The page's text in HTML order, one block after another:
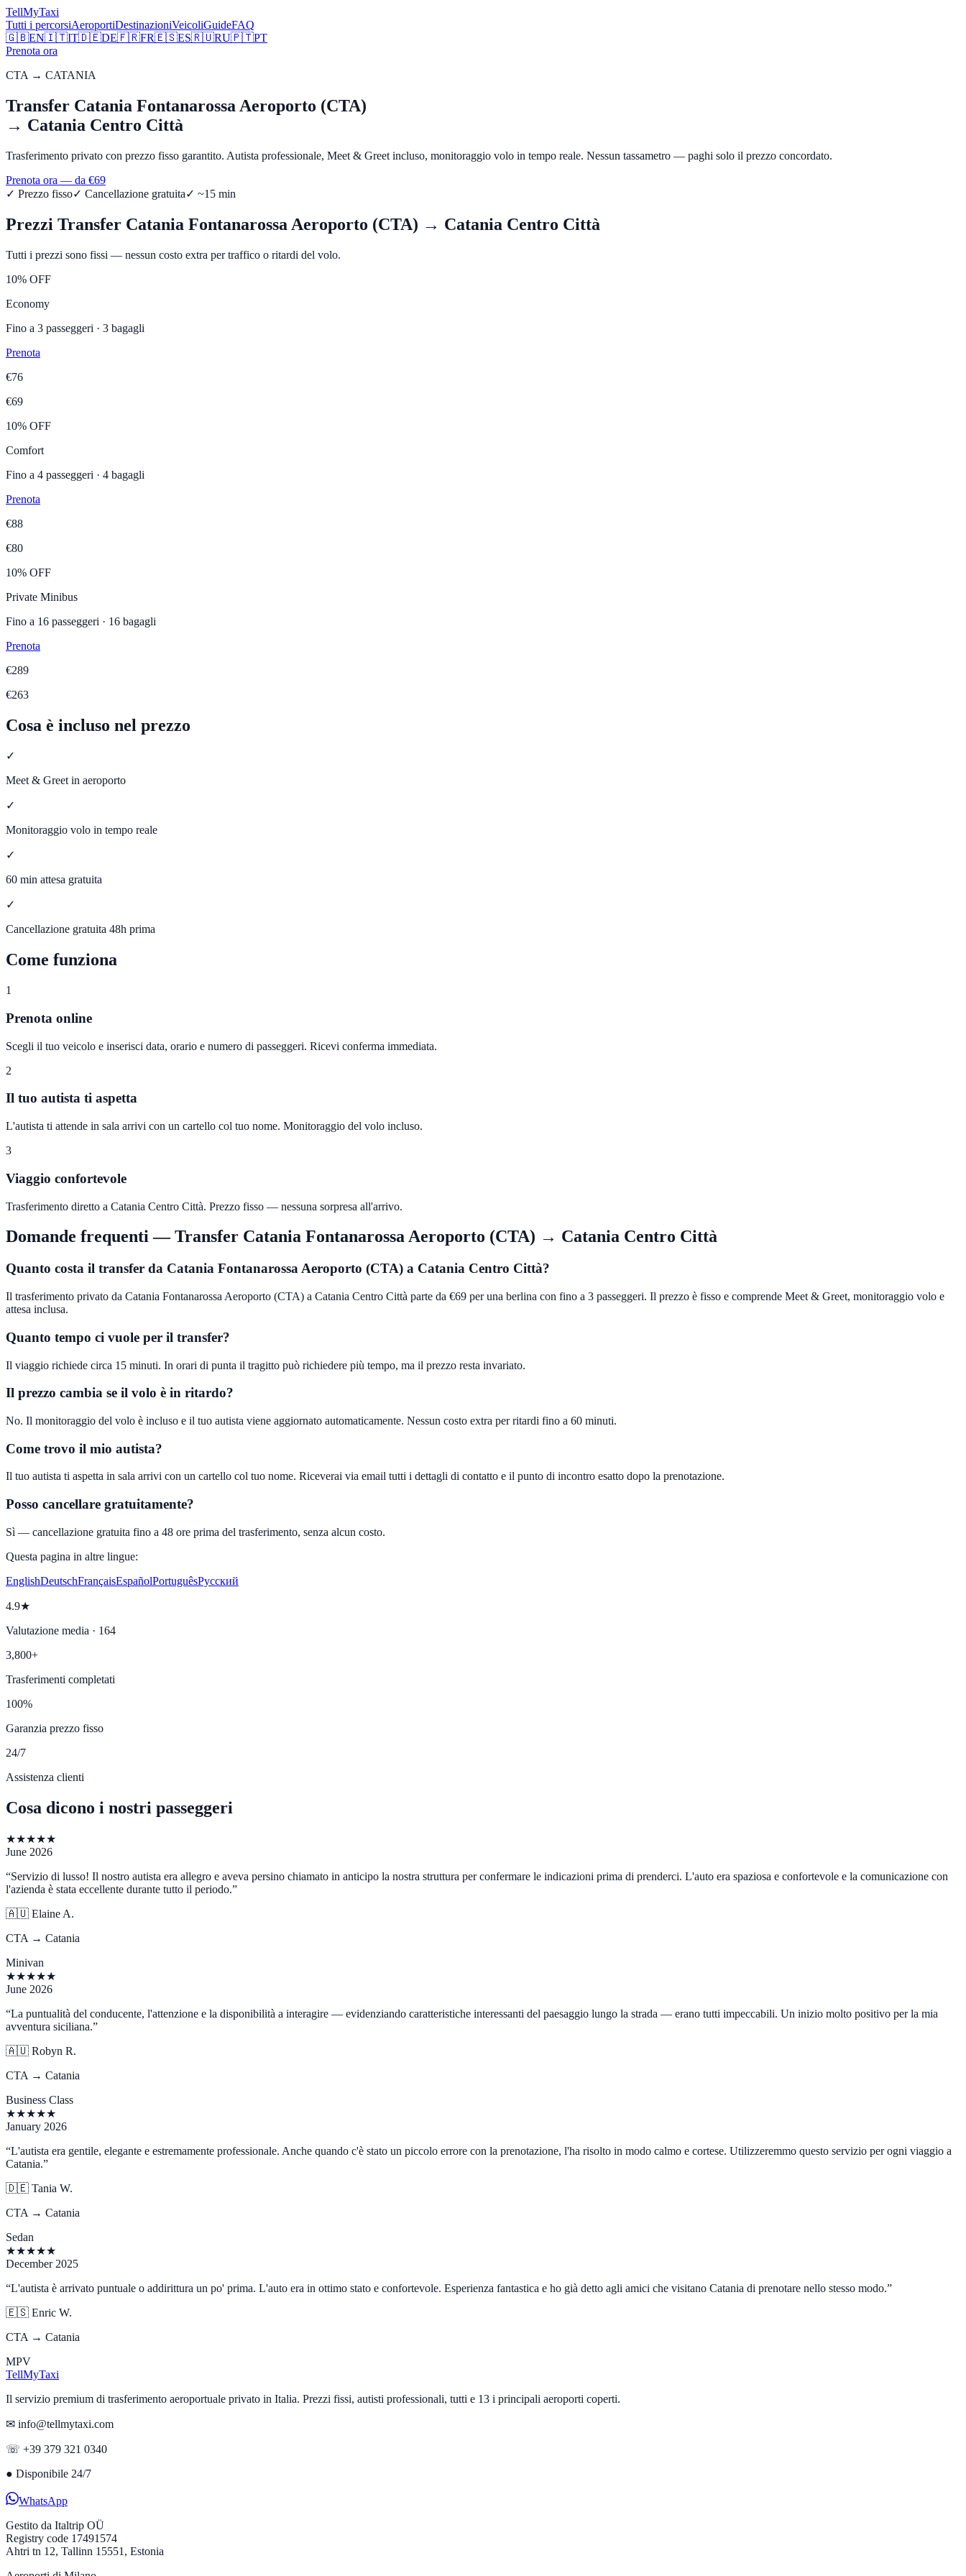
TellMyTaxi
Tutti i percorsiAeroportiDestinazioniVeicoliGuideFAQ
🇬🇧EN🇮🇹IT🇩🇪DE🇫🇷FR🇪🇸ES🇷🇺RU🇵🇹PT
Prenota ora
CTA → CATANIA
Transfer Catania Fontanarossa Aeroporto (CTA)
→ Catania Centro Città
Trasferimento privato con prezzo fisso garantito. Autista professionale, Meet & Greet incluso, monitoraggio volo in tempo reale. Nessun tassametro — paghi solo il prezzo concordato.
Prenota ora — da €69
✓ Prezzo fisso✓ Cancellazione gratuita✓ ~15 min
Prezzi Transfer Catania Fontanarossa Aeroporto (CTA) → Catania Centro Città
Tutti i prezzi sono fissi — nessun costo extra per traffico o ritardi del volo.
10% OFF
Economy
Fino a 3 passeggeri · 3 bagagli
Prenota
€76
€69
10% OFF
Comfort
Fino a 4 passeggeri · 4 bagagli
Prenota
€88
€80
10% OFF
Private Minibus
Fino a 16 passeggeri · 16 bagagli
Prenota
€289
€263
Cosa è incluso nel prezzo
✓
Meet & Greet in aeroporto
✓
Monitoraggio volo in tempo reale
✓
60 min attesa gratuita
✓
Cancellazione gratuita 48h prima
Come funziona
1
Prenota online
Scegli il tuo veicolo e inserisci data, orario e numero di passeggeri. Ricevi conferma immediata.
2
Il tuo autista ti aspetta
L'autista ti attende in sala arrivi con un cartello col tuo nome. Monitoraggio del volo incluso.
3
Viaggio confortevole
Trasferimento diretto a Catania Centro Città. Prezzo fisso — nessuna sorpresa all'arrivo.
Domande frequenti — Transfer Catania Fontanarossa Aeroporto (CTA) → Catania Centro Città
Quanto costa il transfer da Catania Fontanarossa Aeroporto (CTA) a Catania Centro Città?
Il trasferimento privato da Catania Fontanarossa Aeroporto (CTA) a Catania Centro Città parte da €69 per una berlina con fino a 3 passeggeri. Il prezzo è fisso e comprende Meet & Greet, monitoraggio volo e
attesa inclusa.
Quanto tempo ci vuole per il transfer?
Il viaggio richiede circa 15 minuti. In orari di punta il tragitto può richiedere più tempo, ma il prezzo resta invariato.
Il prezzo cambia se il volo è in ritardo?
No. Il monitoraggio del volo è incluso e il tuo autista viene aggiornato automaticamente. Nessun costo extra per ritardi fino a 60 minuti.
Come trovo il mio autista?
Il tuo autista ti aspetta in sala arrivi con un cartello col tuo nome. Riceverai via email tutti i dettagli di contatto e il punto di incontro esatto dopo la prenotazione.
Posso cancellare gratuitamente?
Sì — cancellazione gratuita fino a 48 ore prima del trasferimento, senza alcun costo.
Questa pagina in altre lingue:
EnglishDeutschFrançaisEspañolPortuguêsРусский
4.9★
Valutazione media · 164
3,800+
Trasferimenti completati
100%
Garanzia prezzo fisso
24/7
Assistenza clienti
Cosa dicono i nostri passeggeri
★★★★★
June 2026
“Servizio di lusso! Il nostro autista era allegro e aveva persino chiamato in anticipo la nostra struttura per confermare le indicazioni prima di prenderci. L'auto era spaziosa e confortevole e la comunicazione con
l'azienda è stata eccellente durante tutto il periodo.”
🇦🇺 Elaine A.
CTA → Catania
Minivan
★★★★★
June 2026
“La puntualità del conducente, l'attenzione e la disponibilità a interagire — evidenziando caratteristiche interessanti del paesaggio lungo la strada — erano tutti impeccabili. Un inizio molto positivo per la mia
avventura siciliana.”
🇦🇺 Robyn R.
CTA → Catania
Business Class
★★★★★
January 2026
“L'autista era gentile, elegante e estremamente professionale. Anche quando c'è stato un piccolo errore con la prenotazione, l'ha risolto in modo calmo e cortese. Utilizzeremmo questo servizio per ogni viaggio a
Catania.”
🇩🇪 Tania W.
CTA → Catania
Sedan
★★★★★
December 2025
“L'autista è arrivato puntuale o addirittura un po' prima. L'auto era in ottimo stato e confortevole. Esperienza fantastica e ho già detto agli amici che visitano Catania di prenotare nello stesso modo.”
🇪🇸 Enric W.
CTA → Catania
MPV
TellMyTaxi
Il servizio premium di trasferimento aeroportuale privato in Italia. Prezzi fissi, autisti professionali, tutti e 13 i principali aeroporti coperti.
✉ info@tellmytaxi.com
☏ +39 379 321 0340
● Disponibile 24/7
WhatsApp
Gestito da Italtrip OÜ
Registry code 17491574
Ahtri tn 12, Tallinn 15551, Estonia